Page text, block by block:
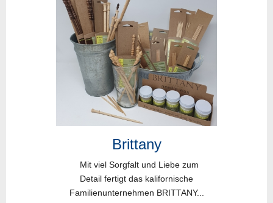
Brittany
Mit viel Sorgfalt und Liebe zum
Detail fertigt das kalifornische
Familienunternehmen BRITTANY...